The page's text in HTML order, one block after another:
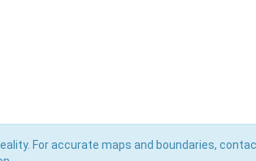
For accurate maps and boundaries,